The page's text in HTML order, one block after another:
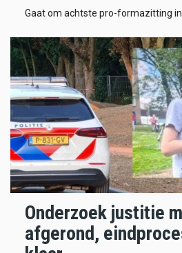
Gaat om achtste pro-formazitting in
Onderzoek justitie
afgerond,